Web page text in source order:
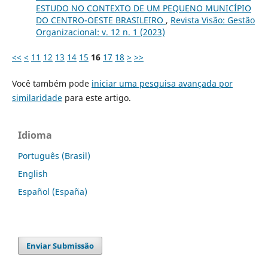
ESTUDO NO CONTEXTO DE UM PEQUENO MUNICÍPIO
DO CENTRO-OESTE BRASILEIRO , Revista Visão: Gestão
Organizacional: v. 12 n. 1 (2023)
<< < 11 12 13 14 15 16 17 18 > >>
Você também pode iniciar uma pesquisa avançada por
similaridadepara este artigo.
Idioma
Português (Brasil)
English
Español (España)
Enviar Submissão